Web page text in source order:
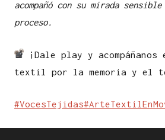
acompañó con su mirada
proceso.
¡Dale play y
textil por la memoria y el
#VocesTejidas